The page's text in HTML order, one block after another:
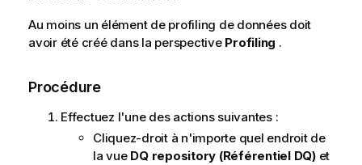
Au moins un élément de profiling de données doit
avoir été créé dans la perspective Profiling .
Procédure
Effectuez l'une des actions suivantes :
Cliquez-droit à n'importe quel endroit de
la vue DQ repository (Référentiel DQ)et